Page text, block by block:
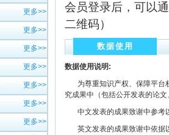
更多>>
更多>>
更多>>
更多>>
更多>>
更多>>
更多>>
会员登录后，可以
二维码）
数据使用
数据使用说明:
为尊重知识产权、保障平台
究成果中（包括公开发表的论
中文发表的成果致谢中参考
英文发表的成果致谢中依据